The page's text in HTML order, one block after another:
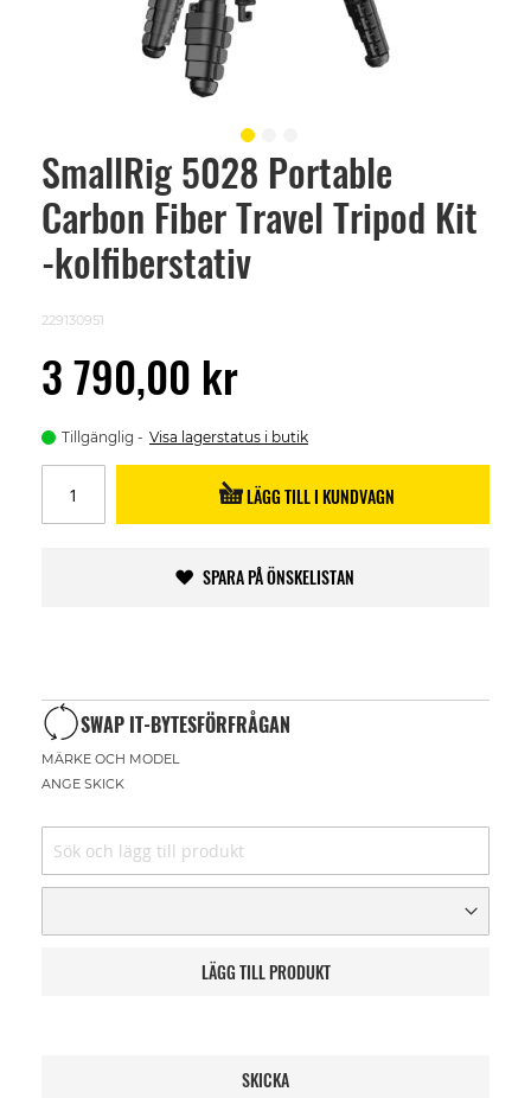
SmallRig 5028 Portable
Carbon Fiber Travel Tripod Kit
-kolfiberstativ
229130951
3 790,00 kr
Tillgänglig Visa lagerstatus i butik
LÄGG TILL I KUNDVAGN
SPARA PÅ ÖNSKELISTAN
SWAP IT-BYTESFÖRFRÅGAN
MÄRKE OCH MODEL
ANGE SKICK
LÄGG TILL PRODUKT
SKICKA
Skip
beginning
images